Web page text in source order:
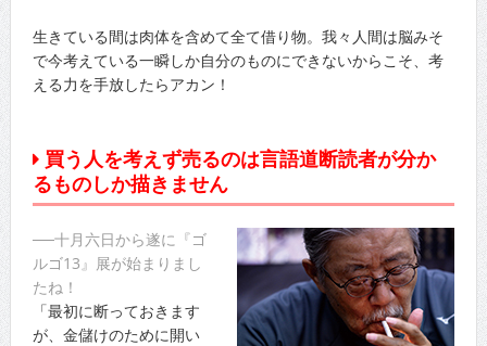
生きている間は肉体を含めて全て借り物。我々人間は脳みそ
で今考えている一瞬しか自分のものにできないからこそ、考
える力を手放したらアカン！
買う人を考えず売るのは言語道断読者が分か
るものしか描きません
──十月六日から遂に『ゴ
ルゴ13』展が始まりまし
たね！
「最初に断っておきます
が、金儲けのために開い